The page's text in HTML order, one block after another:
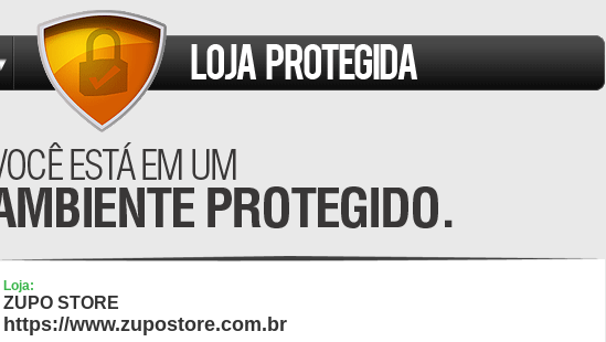
Loja:
ZUPO STORE
https://www.zupostore.com.br